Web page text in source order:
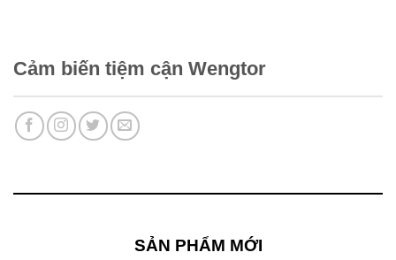
Cảm biến tiệm cận Wengtor
SẢN PHẨM MỚI